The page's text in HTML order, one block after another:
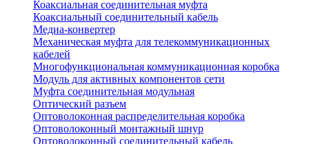
Коаксиальная соединительная муфта
Коаксиальный соединительный кабель
Медиа-конвертер
Механическая муфта для телекоммуникационных
кабелей
Многофункциональная коммуникационная коробка
Модуль для активных компонентов сети
Муфта соединительная модульная
Оптический разъем
Оптоволоконная распределительная коробка
Оптоволоконный монтажный шнур
Оптоволоконный соединительный кабель